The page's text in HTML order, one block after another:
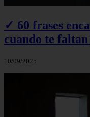
✓ 60 frases
cuando te
10/09/2025